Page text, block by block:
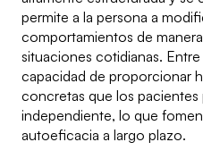
permite a la persona a
comportamientos de
situaciones cotidianas.
capacidad de proporcionar
concretas que los pacientes
independiente, lo que
autoeficacia a largo plazo.